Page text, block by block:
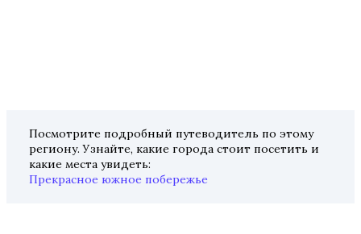
Посмотрите подробный путеводитель по этому
региону. Узнайте, какие города стоит посетить и
какие места увидеть:
Прекрасное южное побережье